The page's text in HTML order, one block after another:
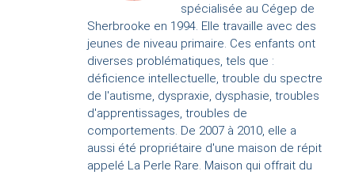
spécialisée au Cégep de
Sherbrooke en 1994. Elle travaille avec des
jeunes de niveau primaire. Ces enfants ont
diverses problématiques, tels que :
déficience intellectuelle, trouble du spectre
de l'autisme, dyspraxie, dysphasie, troubles
d'apprentissages, troubles de
comportements. De 2007 à 2010, elle a
aussi été propriétaire d'une maison de répit
appelé La Perle Rare. Maison qui offrait du